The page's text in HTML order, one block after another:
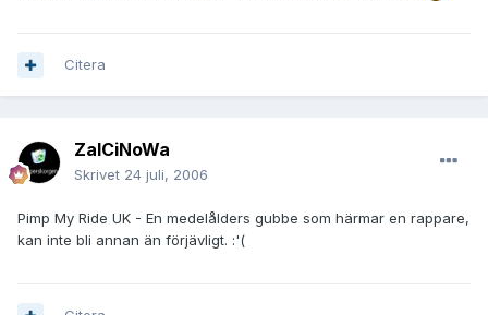
Citera
ZalCiNoWa
Skrivet 24 juli, 2006
Pimp My Ride UK - En medelålders gubbe som härmar en rappare,
kan inte bli annan än förjävligt. :'(